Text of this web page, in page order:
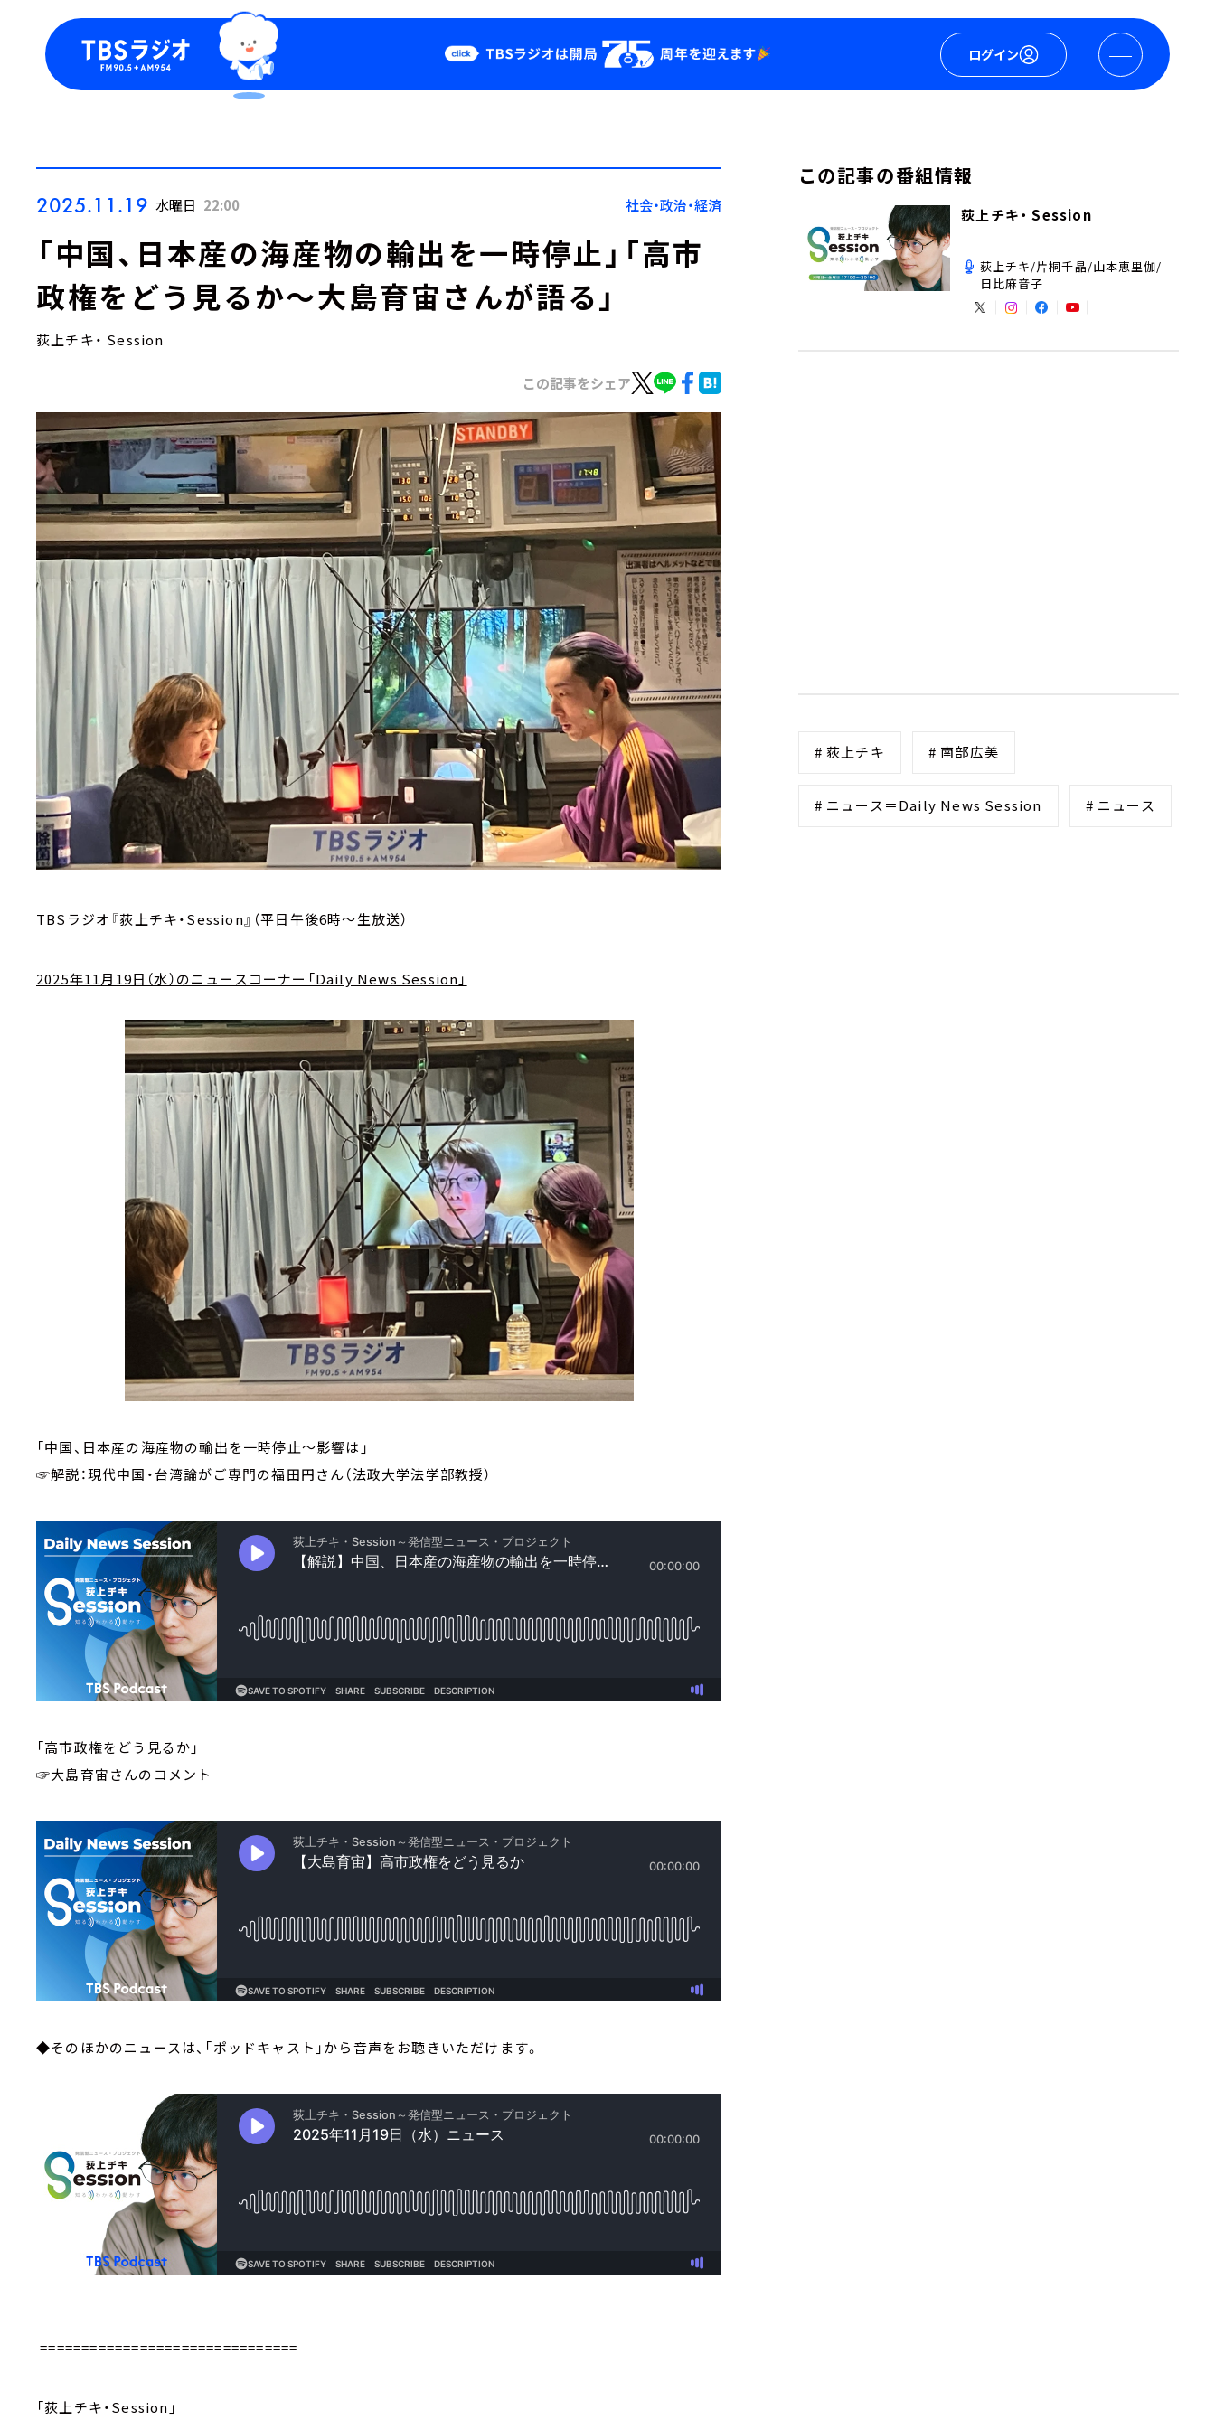
ログイン
Podcast
YouTube
会社情報
2025.11.19 水曜日 22:00 社会・政治・経済
「中国、日本産の海産物の輸出を一時停止」「高市
政権をどう見るか～大島育宙さんが語る」
荻上チキ・ Session
この記事をシェア
TBSラジオ『荻上チキ・Session』（平日午後6時～生放送）
2025年11月19日（水）のニュースコーナー「Daily News Session」
「中国、日本産の海産物の輸出を一時停止～影響は」
☞解説：現代中国・台湾論がご専門の福田円さん（法政大学法学部教授）
「高市政権をどう見るか」
☞大島育宙さんのコメント
◆そのほかのニュースは、「ポッドキャスト」から音声をお聴きいただけます。
===============================
「荻上チキ・Session」
この記事の番組情報
荻上チキ・ Session
荻上チキ/片桐千晶/山本恵里伽/
日比麻音子
# 荻上チキ # 南部広美
# ニュース＝Daily News Session # ニュース